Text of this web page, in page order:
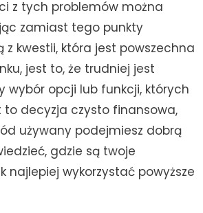
z tych problemów można
zamiast tego punkty
z kwestii, która jest powszechna
jest to, że trudniej jest
wybór opcji lub funkcji, których
to decyzja czysto finansowa,
używany podejmiesz dobrą
gdzie są twoje
najlepiej wykorzystać powyższe